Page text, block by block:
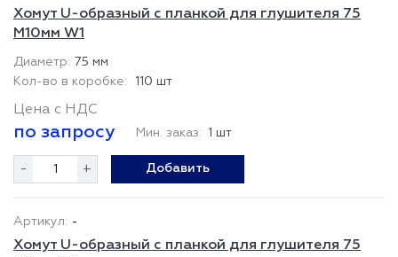
Хомут U-образный с планкой для глушителя 75
М10мм W1
75 мм
110 шт
Цена с НДС
по запросу Мин. заказ: 1 шт
- + Добавить
-
Хомут U-образный с планкой для глушителя 75